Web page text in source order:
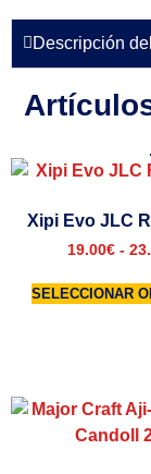
Descripción
Xipi Evo JLC
19.00€ -
SELECCIONAR